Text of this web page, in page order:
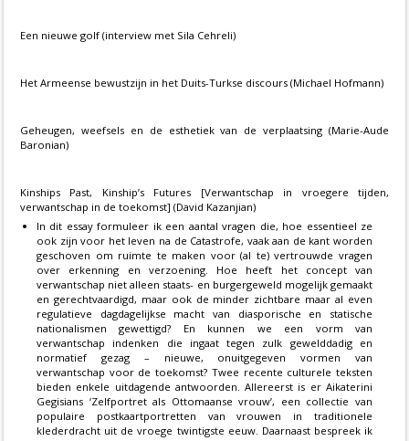
Een nieuwe golf (interview met Sila Cehreli)
Het Armeense bewustzijn in het Duits-Turkse discours (Michael Hofmann)
Geheugen, weefsels en de esthetiek van de verplaatsing (Marie-Aude
Baronian)
Kinships Past, Kinship’s Futures [Verwantschap in vroegere tijden,
verwantschap in de toekomst] (David Kazanjian)
In dit essay formuleer ik een aantal vragen die, hoe essentieel ze
ook zijn voor het leven na de Catastrofe, vaak aan de kant worden
geschoven om ruimte te maken voor (al te) vertrouwde vragen
over erkenning en verzoening. Hoe heeft het concept van
verwantschap niet alleen staats- en burgergeweld mogelijk gemaakt
en gerechtvaardigd, maar ook de minder zichtbare maar al even
regulatieve dagdagelijkse macht van diasporische en statische
nationalismen gewettigd? En kunnen we een vorm van
verwantschap indenken die ingaat tegen zulk gewelddadig en
normatief gezag – nieuwe, onuitgegeven vormen van
verwantschap voor de toekomst? Twee recente culturele teksten
bieden enkele uitdagende antwoorden. Allereerst is er Aikaterini
Gegisians ‘Zelfportret als Ottomaanse vrouw’, een collectie van
populaire postkaartportretten van vrouwen in traditionele
klederdracht uit de vroege twintigste eeuw. Daarnaast bespreek ik